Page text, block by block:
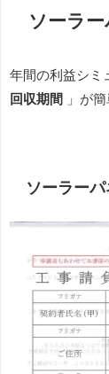
ソーラ
年間の利益シミ
回収期間
」が
ソーラー